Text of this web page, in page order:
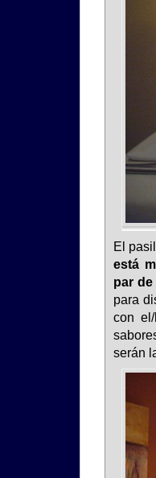
El
está
par
para
con
serán